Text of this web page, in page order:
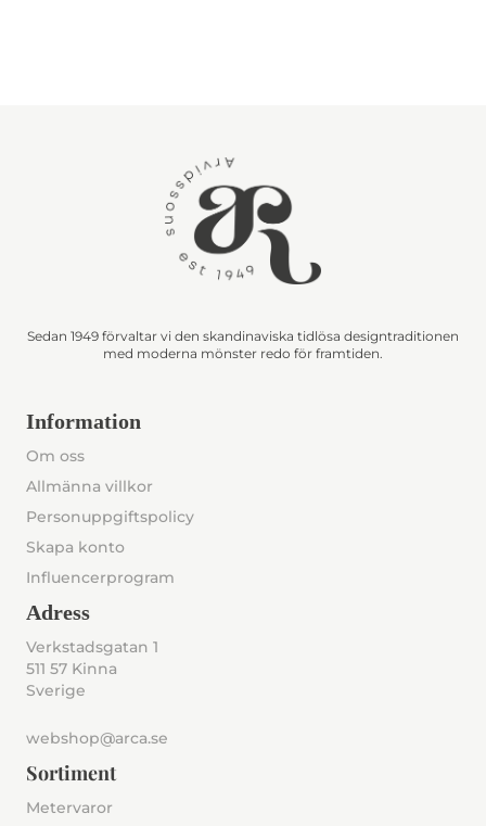
Sedan 1949 förvaltar vi den skandinaviska tidlösa designtraditionen
med moderna mönster redo för framtiden.
Information
Om oss
Allmänna villkor
Personuppgiftspolicy
Skapa konto
Influencerprogram
Adress
Verkstadsgatan 1
511 57 Kinna
Sverige
webshop@arca.se
Sortiment
Metervaror